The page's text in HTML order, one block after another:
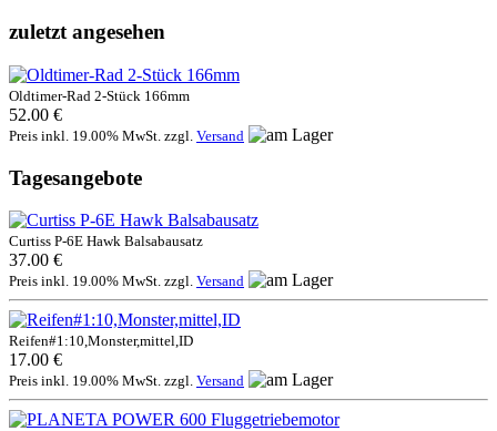
zuletzt angesehen
Oldtimer-Rad 2-Stück 166mm
52.00 €
Preis inkl. 19.00% MwSt. zzgl. Versand
Tagesangebote
Curtiss P-6E Hawk Balsabausatz
37.00 €
Preis inkl. 19.00% MwSt. zzgl. Versand
Reifen#1:10,Monster,mittel,ID
17.00 €
Preis inkl. 19.00% MwSt. zzgl. Versand